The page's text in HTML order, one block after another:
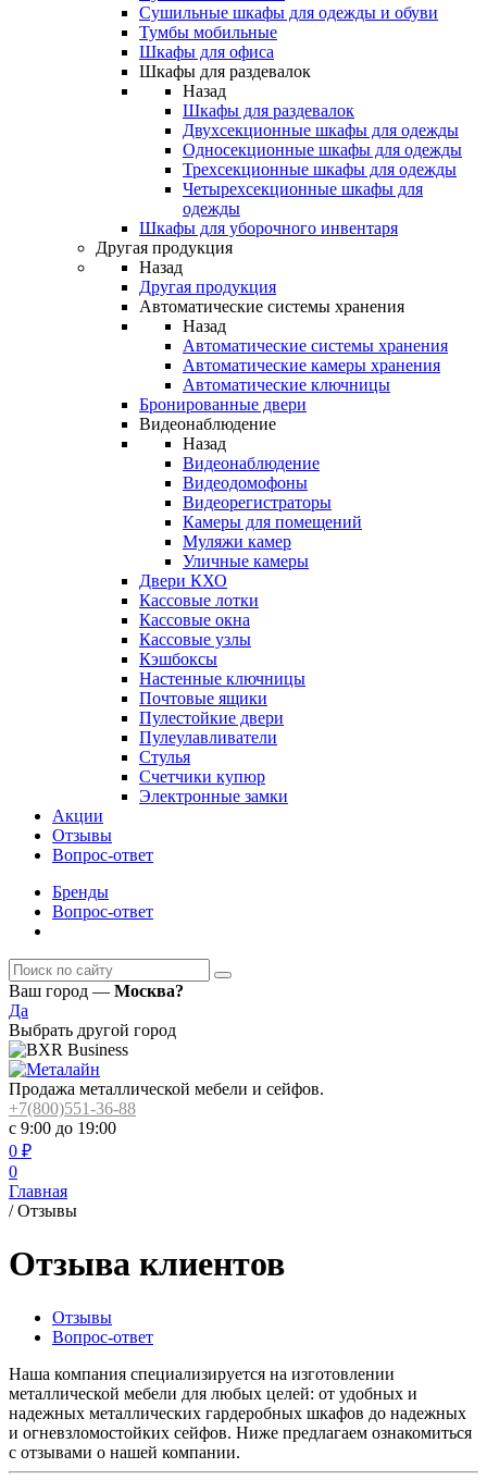
Сушильные шкафы для одежды и обуви
Тумбы мобильные
Шкафы для офиса
Шкафы для раздевалок
Назад
Шкафы для раздевалок
Двухсекционные шкафы для одежды
Односекционные шкафы для одежды
Трехсекционные шкафы для одежды
Четырехсекционные шкафы для
одежды
Шкафы для уборочного инвентаря
Другая продукция
Назад
Другая продукция
Автоматические системы хранения
Назад
Автоматические системы хранения
Автоматические камеры хранения
Автоматические ключницы
Бронированные двери
Видеонаблюдение
Назад
Видеонаблюдение
Видеодомофоны
Видеорегистраторы
Камеры для помещений
Муляжи камер
Уличные камеры
Двери КХО
Кассовые лотки
Кассовые окна
Кассовые узлы
Кэшбоксы
Настенные ключницы
Почтовые ящики
Пулестойкие двери
Пулеулавливатели
Стулья
Счетчики купюр
Электронные замки
Акции
Отзывы
Вопрос-ответ
Бренды
Вопрос-ответ
Ваш город — Москва?
Да
Выбрать другой город
Продажа металлической мебели и сейфов.
+7(800)551-36-88
с 9:00 до 19:00
0 ₽
0
Главная
/ Отзывы
Отзыва клиентов
Отзывы
Вопрос-ответ
Наша компания специализируется на изготовлении
металлической мебели для любых целей: от удобных и
надежных металлических гардеробных шкафов до надежных
и огневзломостойких сейфов. Ниже предлагаем ознакомиться
с отзывами о нашей компании.